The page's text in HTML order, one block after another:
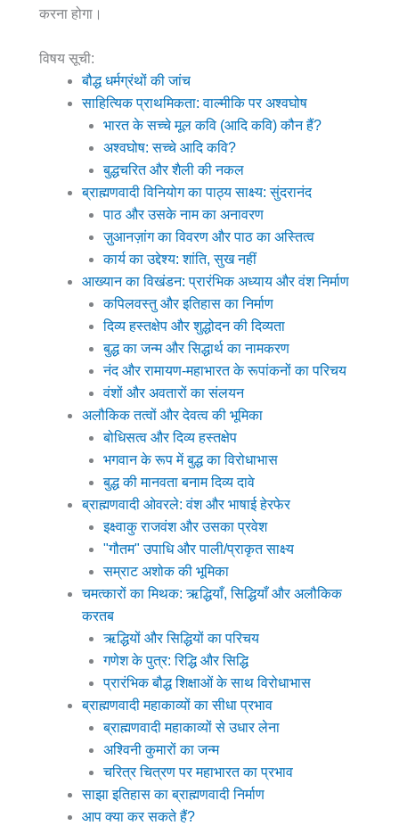
करना होगा।
विषय सूची:
बौद्ध धर्मग्रंथों की जांच
साहित्यिक प्राथमिकता: वाल्मीकि पर अश्वघोष
भारत के सच्चे मूल कवि (आदि कवि) कौन हैं?
अश्वघोष: सच्चे आदि कवि?
बुद्धचरित और शैली की नकल
ब्राह्मणवादी विनियोग का पाठ्य साक्ष्य: सुंदरानंद
पाठ और उसके नाम का अनावरण
ज़ुआनज़ांग का विवरण और पाठ का अस्तित्व
कार्य का उद्देश्य: शांति, सुख नहीं
आख्यान का विखंडन: प्रारंभिक अध्याय और वंश निर्माण
कपिलवस्तु और इतिहास का निर्माण
दिव्य हस्तक्षेप और शुद्धोदन की दिव्यता
बुद्ध का जन्म और सिद्धार्थ का नामकरण
नंद और रामायण-महाभारत के रूपांकनों का परिचय
वंशों और अवतारों का संलयन
अलौकिक तत्वों और देवत्व की भूमिका
बोधिसत्व और दिव्य हस्तक्षेप
भगवान के रूप में बुद्ध का विरोधाभास
बुद्ध की मानवता बनाम दिव्य दावे
ब्राह्मणवादी ओवरले: वंश और भाषाई हेरफेर
इक्ष्वाकु राजवंश और उसका प्रवेश
"गौतम" उपाधि और पाली/प्राकृत साक्ष्य
सम्राट अशोक की भूमिका
चमत्कारों का मिथक: ऋद्धियाँ, सिद्धियाँ और अलौकिक
करतब
ऋद्धियों और सिद्धियों का परिचय
गणेश के पुत्र: रिद्धि और सिद्धि
प्रारंभिक बौद्ध शिक्षाओं के साथ विरोधाभास
ब्राह्मणवादी महाकाव्यों का सीधा प्रभाव
ब्राह्मणवादी महाकाव्यों से उधार लेना
अश्विनी कुमारों का जन्म
चरित्र चित्रण पर महाभारत का प्रभाव
साझा इतिहास का ब्राह्मणवादी निर्माण
आप क्या कर सकते हैं?